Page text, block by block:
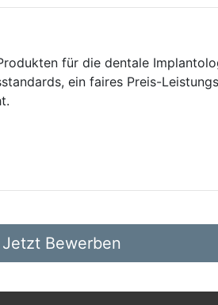
für die dentale
ein faires Preis-
Jetzt Bewerben